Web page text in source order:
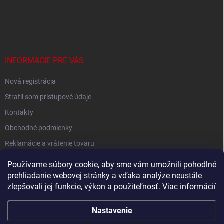
Používame súbory cookie, aby sme vám umožnili pohodlné
prehliadanie webovej stránky a vďaka analýze neustále
zlepšovali jej funkcie, výkon a použiteľnosť. Viac informácií
Nastavenie
INFORMÁCIE PRE VÁS
Nová registrácia
Stratil som prístupové údaje
Kontakty
Obchodné podmienky
Reklamácie a vrátenie tovaru
Shoptet.sk